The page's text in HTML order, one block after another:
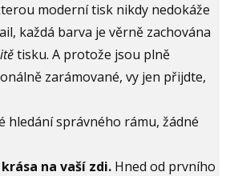
moderní tisk nikdy nedokáže
každá barva je věrně zachována
tisku. A protože jsou plně
zarámované, vy jen přijdte,
hledání správného rámu, žádné
na vaší zdi. Hned od prvního